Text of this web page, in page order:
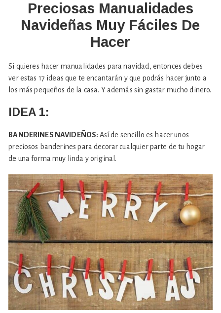
Preciosas Manualidades
Navideñas Muy Fáciles De
Hacer
Si quieres hacer manualidades para navidad, entonces debes
ver estas 17 ideas que te encantarán y que podrás hacer junto a
los más pequeños de la casa. Y además sin gastar mucho dinero.
IDEA 1:
BANDERINES NAVIDEÑOS: Así de sencillo es hacer unos
preciosos banderines para decorar cualquier parte de tu hogar
de una forma muy linda y original.